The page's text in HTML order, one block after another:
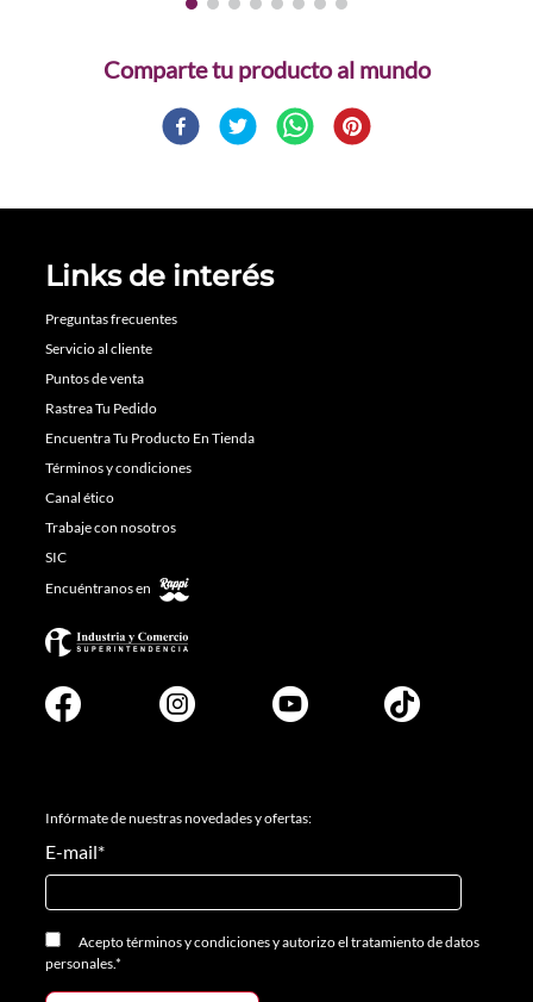
Comparte
Links de interés
Preguntas frecuentes
Servicio al cliente
Puntos de venta
Rastrea Tu Pedido
Encuentra Tu Producto En Tienda
Términos y condiciones
Canal ético
Trabaje con nosotros
SIC
Encuéntranos en
Infórmate de nuestras novedades y ofertas:
E-mail*
Aceptotérminos y condicionesyautorizo el tratamiento de datos
personales.*